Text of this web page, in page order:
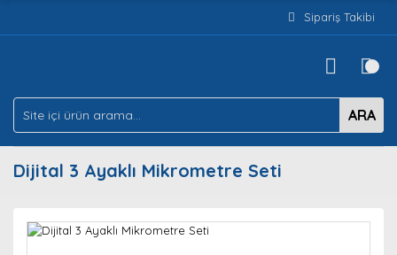
Sipariş Takibi
ARA
Dijital 3 Ayaklı Mikrometre Seti